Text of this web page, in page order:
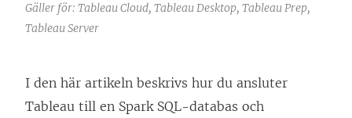
Gäller för: Tableau Cloud, Tableau Desktop, Tableau Prep,
Tableau Server
I den här artikeln beskrivs hur du ansluter
Tableau till en Spark SQL-databas och